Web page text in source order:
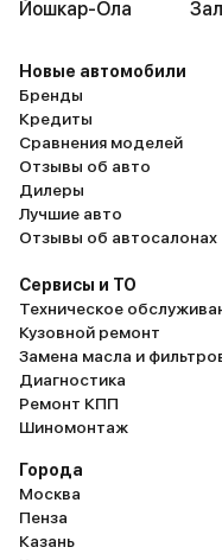
Йошкар-Ола
Новые автомобили
Бренды
Кредиты
Сравнения моделей
Отзывы об авто
Дилеры
Лучшие авто
Отзывы об автосалонах
Сервисы и ТО
Техническое
Кузовной ремонт
Замена масла и
Диагностика
Ремонт КПП
Шиномонтаж
Города
Москва
Пенза
Казань